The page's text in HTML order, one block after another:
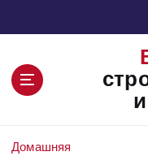
Домашняя